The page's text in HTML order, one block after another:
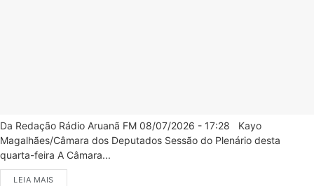
Da Redação Rádio Aruanã FM 08/07/2026 - 17:28 Kayo
Magalhães/Câmara dos Deputados Sessão do Plenário desta
quarta-feira A Câmara...
LEIA MAIS